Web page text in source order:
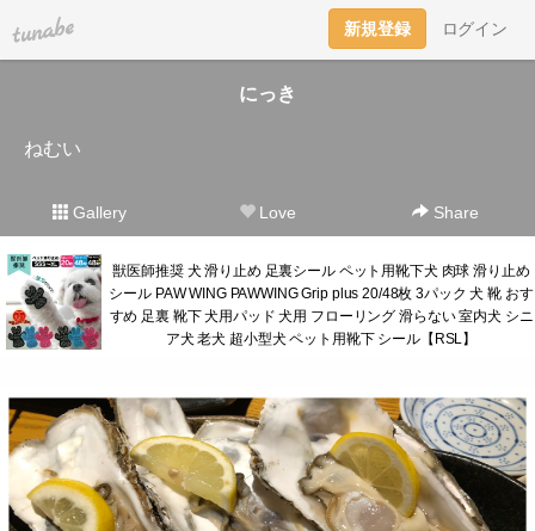
tuna.be 新規登録 ログイン
にっき
ねむい
Gallery Love Share
獣医師推奨 犬 滑り止め 足裏シール ペット用靴下犬 肉球 滑り止め
シール PAW WING PAWWING Grip plus 20/48枚 3パック 犬 靴 おす
すめ 足裏 靴下 犬用パッド 犬用 フローリング 滑らない 室内犬 シニ
ア犬 老犬 超小型犬 ペット用靴下 シール【RSL】